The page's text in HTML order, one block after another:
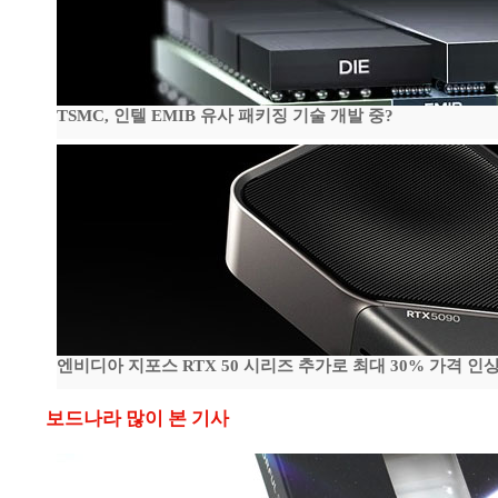
TSMC, 인텔 EMIB 유사 패키징 기술 개발 중?
엔비디아 지포스 RTX 50 시리즈 추가로 최대 30% 가격 인
보드나라 많이 본 기사